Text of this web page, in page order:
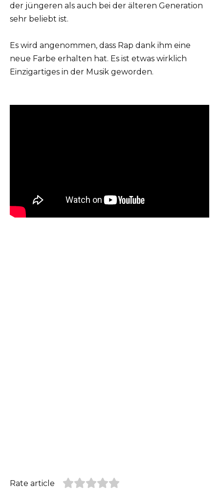
der jüngeren als auch bei der älteren Generation
sehr beliebt ist.
Es wird angenommen, dass Rap dank ihm eine
neue Farbe erhalten hat. Es ist etwas wirklich
Einzigartiges in der Musik geworden.
Rate article